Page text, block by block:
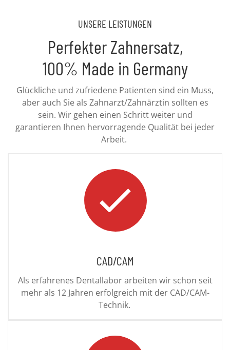
UNSERE LEISTUNGEN
Perfekter Zahnersatz,
100% Made in Germany
Glückliche und zufriedene Patienten sind ein Muss,
aber auch Sie als Zahnarzt/Zahnärztin sollten es
sein. Wir gehen einen Schritt weiter und
garantieren Ihnen hervorragende Qualität bei jeder
Arbeit.
CAD/CAM
Als erfahrenes Dentallabor arbeiten wir schon seit
mehr als 12 Jahren erfolgreich mit der CAD/CAM-
Technik.